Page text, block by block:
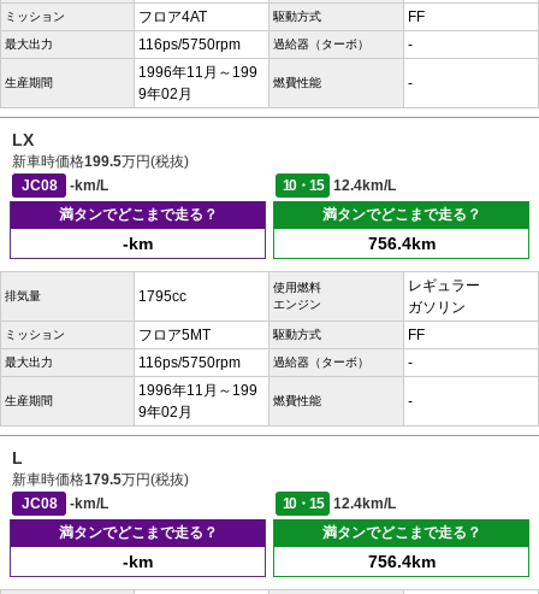
ミッション フロア4AT 駆動方式 FF
最大出力 116ps/5750rpm 過給器（ターボ） -
生産期間
1996年11月～199
9年02月
燃費性能 -
LX
新車時価格199.5万円(税抜)
JC08
-km/L 10・15
12.4km/L
満タンでどこまで走る？
-km
満タンでどこまで走る？
756.4km
排気量 1795cc
使用燃料
エンジン
レギュラー
ガソリン
ミッション フロア5MT 駆動方式 FF
最大出力 116ps/5750rpm 過給器（ターボ） -
生産期間
1996年11月～199
9年02月
燃費性能 -
L
新車時価格179.5万円(税抜)
JC08
-km/L 10・15
12.4km/L
満タンでどこまで走る？
-km
満タンでどこまで走る？
756.4km